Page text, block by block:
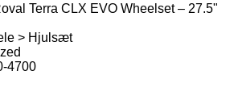
Terra CLX EVO Wheelset – 27.5"
> Hjulsæt
4700